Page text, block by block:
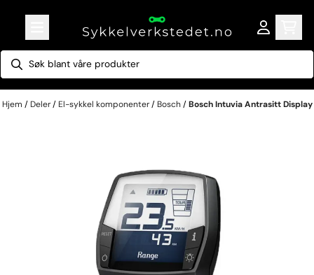
Hopp til innhold
Hjem / Deler/ El-sykkel komponenter/ Bosch/Bosch Intuvia Antrasitt Display